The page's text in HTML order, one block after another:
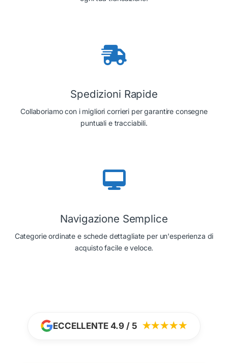
Spedizioni Rapide
Collaboriamo con i migliori corrieri per garantire consegne
puntuali e tracciabili.
Navigazione Semplice
Categorie ordinate e schede dettagliate per un'esperienza di
acquisto facile e veloce.
ECCELLENTE 4.9 / 5 ★★★★★